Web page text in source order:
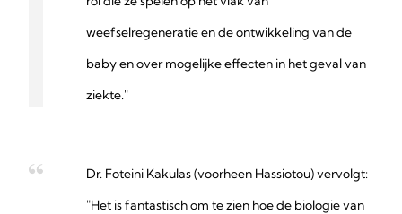
weefselregeneratie en de ontwikkeling van de
baby en over mogelijke effecten in het geval van
ziekte."
Dr. Foteini Kakulas (voorheen Hassiotou) vervolgt:
"Het is fantastisch om te zien hoe de biologie van